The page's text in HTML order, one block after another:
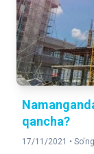
qancha?
17/11/2021 •